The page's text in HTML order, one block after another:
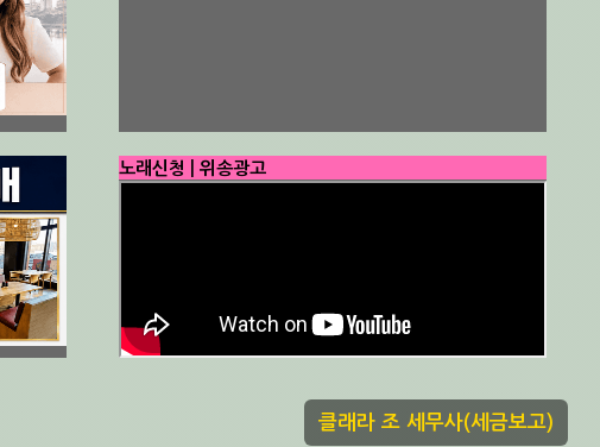
노래신청 | 위송광고
클래라 조 세무사(세금보고)